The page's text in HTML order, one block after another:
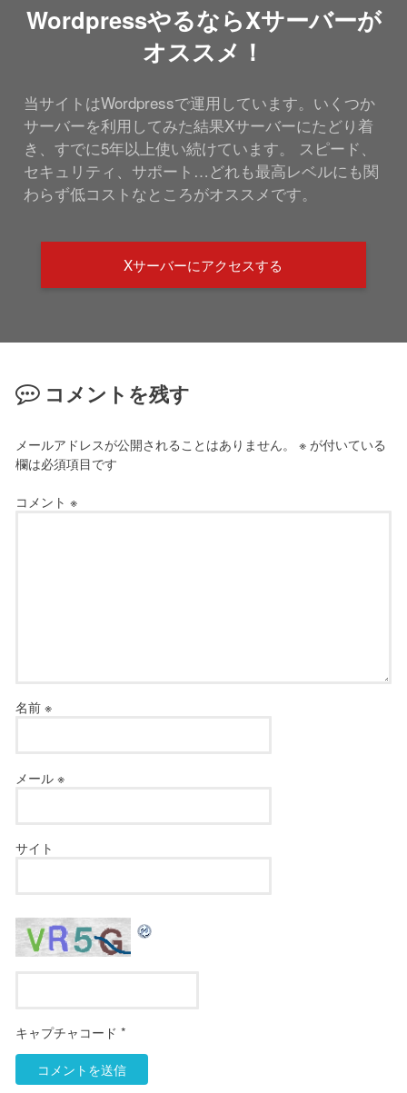
WordpressやるならXサーバーが
オススメ！
当サイトはWordpressで運用しています。いくつか
サーバーを利用してみた結果Xサーバーにたどり着
き、すでに5年以上使い続けています。 スピード、
セキュリティ、サポート…どれも最高レベルにも関
わらず低コストなところがオススメです。
Xサーバーにアクセスする
コメントを残す
メールアドレスが公開されることはありません。 ※が付いている
欄は必須項目です
コメント ※
名前※
メール※
サイト
キャプチャコード *